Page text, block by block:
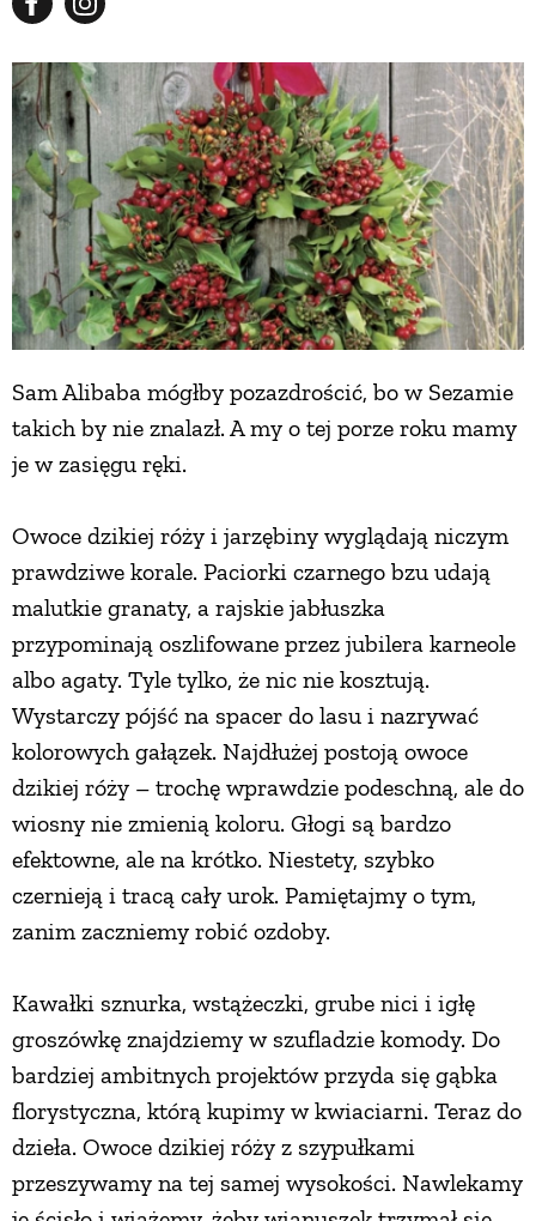
Sam Alibaba mógłby pozazdrościć, bo w Sezamie
takich by nie znalazł. A my o tej porze roku mamy
je w zasięgu ręki.
Owoce dzikiej róży i jarzębiny wyglądają niczym
prawdziwe korale. Paciorki czarnego bzu udają
malutkie granaty, a rajskie jabłuszka
przypominają oszlifowane przez jubilera karneole
albo agaty. Tyle tylko, że nic nie kosztują.
Wystarczy pójść na spacer do lasu i nazrywać
kolorowych gałązek. Najdłużej postoją owoce
dzikiej róży – trochę wprawdzie podeschną, ale do
wiosny nie zmienią koloru. Głogi są bardzo
efektowne, ale na krótko. Niestety, szybko
czernieją i tracą cały urok. Pamiętajmy o tym,
zanim zaczniemy robić ozdoby.
Kawałki sznurka, wstążeczki, grube nici i igłę
groszówkę znajdziemy w szufladzie komody. Do
bardziej ambitnych projektów przyda się gąbka
florystyczna, którą kupimy w kwiaciarni. Teraz do
dzieła. Owoce dzikiej róży z szypułkami
przeszywamy na tej samej wysokości. Nawlekamy